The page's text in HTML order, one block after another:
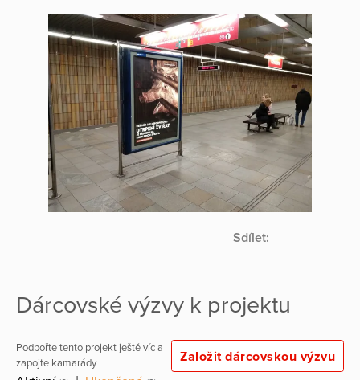
Sdílet:
Dárcovské výzvy k projektu
Podpořte tento projekt ještě víc a
zapojte kamarády
Založit dárcovskou výzvu